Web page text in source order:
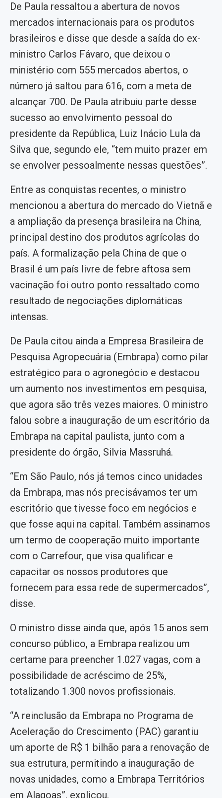
De Paula ressaltou a abertura de novos
mercados internacionais para os produtos
brasileiros e disse que desde a saída do ex-
ministro Carlos Fávaro, que deixou o
ministério com 555 mercados abertos, o
número já saltou para 616, com a meta de
alcançar 700. De Paula atribuiu parte desse
sucesso ao envolvimento pessoal do
presidente da República, Luiz Inácio Lula da
Silva que, segundo ele, “tem muito prazer em
se envolver pessoalmente nessas questões”.
Entre as conquistas recentes, o ministro
mencionou a abertura do mercado do Vietnã e
a ampliação da presença brasileira na China,
principal destino dos produtos agrícolas do
país. A formalização pela China de que o
Brasil é um país livre de febre aftosa sem
vacinação foi outro ponto ressaltado como
resultado de negociações diplomáticas
intensas.
De Paula citou ainda a Empresa Brasileira de
Pesquisa Agropecuária (Embrapa) como pilar
estratégico para o agronegócio e destacou
um aumento nos investimentos em pesquisa,
que agora são três vezes maiores. O ministro
falou sobre a inauguração de um escritório da
Embrapa na capital paulista, junto com a
presidente do órgão, Silvia Massruhá.
“Em São Paulo, nós já temos cinco unidades
da Embrapa, mas nós precisávamos ter um
escritório que tivesse foco em negócios e
que fosse aqui na capital. Também assinamos
um termo de cooperação muito importante
com o Carrefour, que visa qualificar e
capacitar os nossos produtores que
fornecem para essa rede de supermercados”,
disse.
O ministro disse ainda que, após 15 anos sem
concurso público, a Embrapa realizou um
certame para preencher 1.027 vagas, com a
possibilidade de acréscimo de 25%,
totalizando 1.300 novos profissionais.
“A reinclusão da Embrapa no Programa de
Aceleração do Crescimento (PAC) garantiu
um aporte de R$ 1 bilhão para a renovação de
sua estrutura, permitindo a inauguração de
novas unidades, como a Embrapa Territórios
em Alagoas”, explicou.